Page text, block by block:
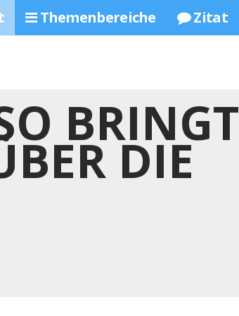
Themenbereiche Zitat
BRINGT
DIE